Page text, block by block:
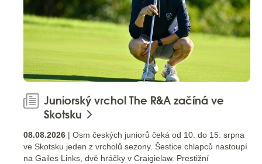
Juniorský vrchol The R&A začíná ve
Skotsku
08.08.2026 | Osm českých juniorů čeká od 10. do 15. srpna
ve Skotsku jeden z vrcholů sezony. Šestice chlapců nastoupí
na Gailes Links, dvě hráčky v Craigielaw. Prestižní